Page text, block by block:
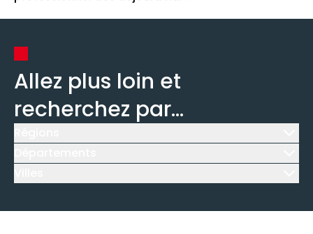
Allez plus loin et
recherchez par...